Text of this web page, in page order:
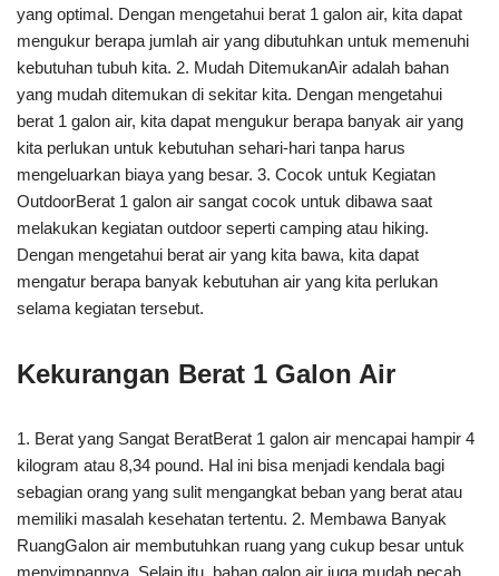
yang optimal. Dengan mengetahui berat 1 galon air, kita dapat
mengukur berapa jumlah air yang dibutuhkan untuk memenuhi
kebutuhan tubuh kita. 2. Mudah DitemukanAir adalah bahan
yang mudah ditemukan di sekitar kita. Dengan mengetahui
berat 1 galon air, kita dapat mengukur berapa banyak air yang
kita perlukan untuk kebutuhan sehari-hari tanpa harus
mengeluarkan biaya yang besar. 3. Cocok untuk Kegiatan
OutdoorBerat 1 galon air sangat cocok untuk dibawa saat
melakukan kegiatan outdoor seperti camping atau hiking.
Dengan mengetahui berat air yang kita bawa, kita dapat
mengatur berapa banyak kebutuhan air yang kita perlukan
selama kegiatan tersebut.
Kekurangan Berat 1 Galon Air
1. Berat yang Sangat BeratBerat 1 galon air mencapai hampir 4
kilogram atau 8,34 pound. Hal ini bisa menjadi kendala bagi
sebagian orang yang sulit mengangkat beban yang berat atau
memiliki masalah kesehatan tertentu. 2. Membawa Banyak
RuangGalon air membutuhkan ruang yang cukup besar untuk
menyimpannya. Selain itu, bahan galon air juga mudah pecah